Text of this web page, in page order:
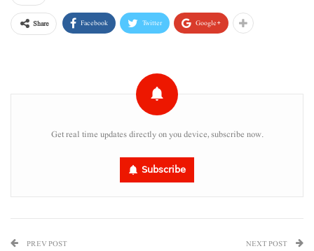
Share Facebook Twitter Google+
Get real time updates directly on you device, subscribe now.
Subscribe
PREV POST NEXT POST